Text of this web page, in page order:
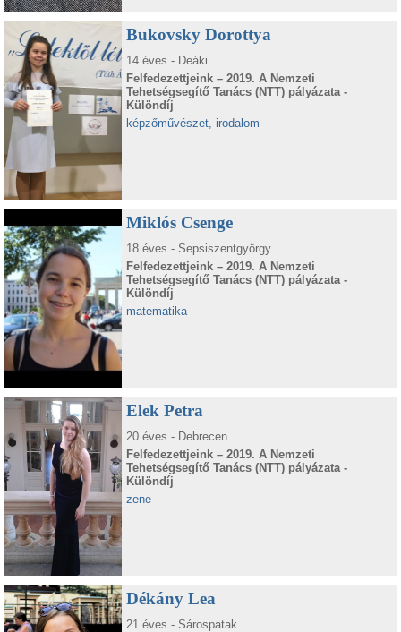
Bukovsky Dorottya
14 éves - Deáki
Felfedezettjeink – 2019. A Nemzeti
Tehetségsegítő Tanács (NTT) pályázata -
Különdíj
képzőművészet, irodalom
Miklós Csenge
18 éves - Sepsiszentgyörgy
Felfedezettjeink – 2019. A Nemzeti
Tehetségsegítő Tanács (NTT) pályázata -
Különdíj
matematika
Elek Petra
20 éves - Debrecen
Felfedezettjeink – 2019. A Nemzeti
Tehetségsegítő Tanács (NTT) pályázata -
Különdíj
zene
Dékány Lea
21 éves - Sárospatak